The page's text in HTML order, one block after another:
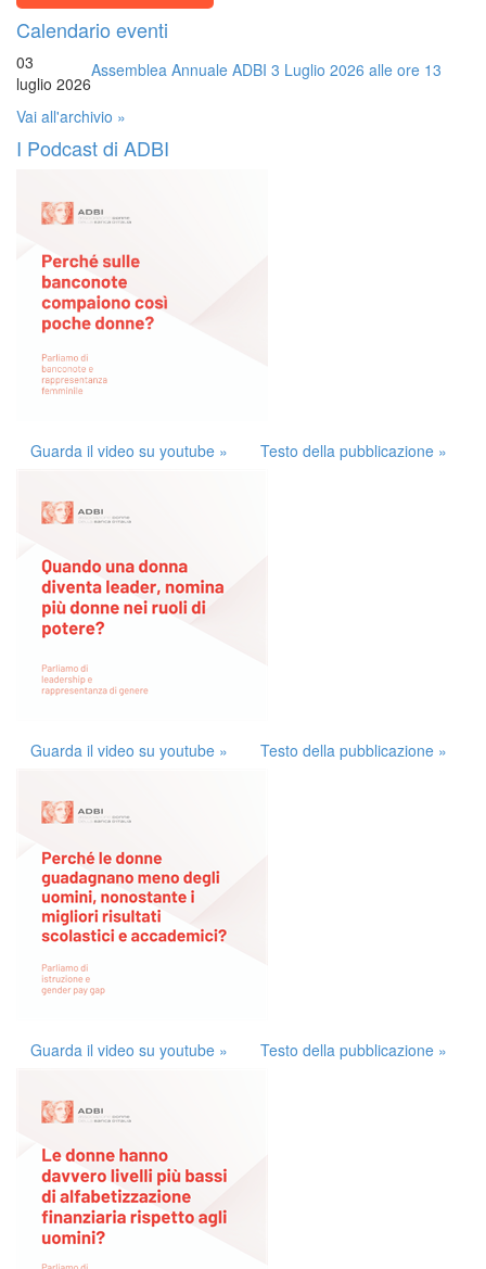
Calendario eventi
03
luglio 2026
Assemblea Annuale ADBI 3 Luglio 2026 alle ore 13
Vai all'archivio »
I Podcast di ADBI
Guarda il video su youtube » Testo della pubblicazione »
Guarda il video su youtube » Testo della pubblicazione »
Guarda il video su youtube » Testo della pubblicazione »